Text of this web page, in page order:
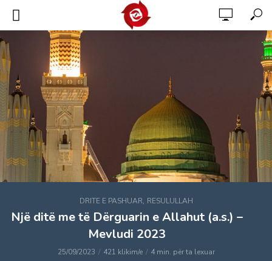
DRITE E PASHUAR, RESULULLAH
Një ditë me të Dërguarin e Allahut (a.s.) –
Mevludi 2023
25/09/2023 421 klikim/e 4 min. për ta lexuar